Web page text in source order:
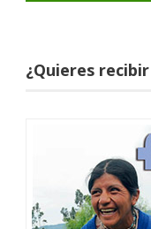
¿Quieres recibir